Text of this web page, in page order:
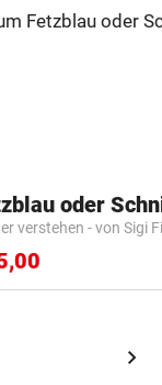
oder
verstehen - von Sigi
chevron_right